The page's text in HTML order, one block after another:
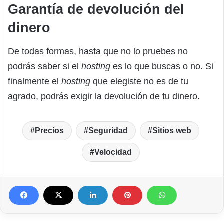
Garantía de devolución del
dinero
De todas formas, hasta que no lo pruebes no
podrás saber si el hosting es lo que buscas o no. Si
finalmente el hosting que elegiste no es de tu
agrado, podrás exigir la devolución de tu dinero.
Precios Seguridad Sitios web
Velocidad